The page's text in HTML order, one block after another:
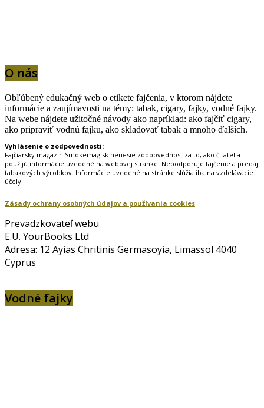
O nás
Obľúbený edukačný web o etikete fajčenia, v ktorom nájdete
informácie a zaujímavosti na témy: tabak, cigary, fajky, vodné fajky.
Na webe nájdete užitočné návody ako napríklad: ako fajčiť cigary,
ako pripraviť vodnú fajku, ako skladovať tabak a mnoho ďalších.
Vyhlásenie o zodpovednosti:
Fajčiarsky magazín Smokemag.sk nenesie zodpovednosť za to, ako čitatelia
použijú informácie uvedené na webovej stránke. Nepodporuje fajčenie a predaj
tabakových výrobkov. Informácie uvedené na stránke slúžia iba na vzdelávacie
účely.
Zásady ochrany osobných údajov a používania cookies
Prevadzkovateľ webu
E.U. YourBooks Ltd
Adresa: 12 Ayias Chritinis Germasoyia, Limassol 4040
Cyprus
Vodné fajky